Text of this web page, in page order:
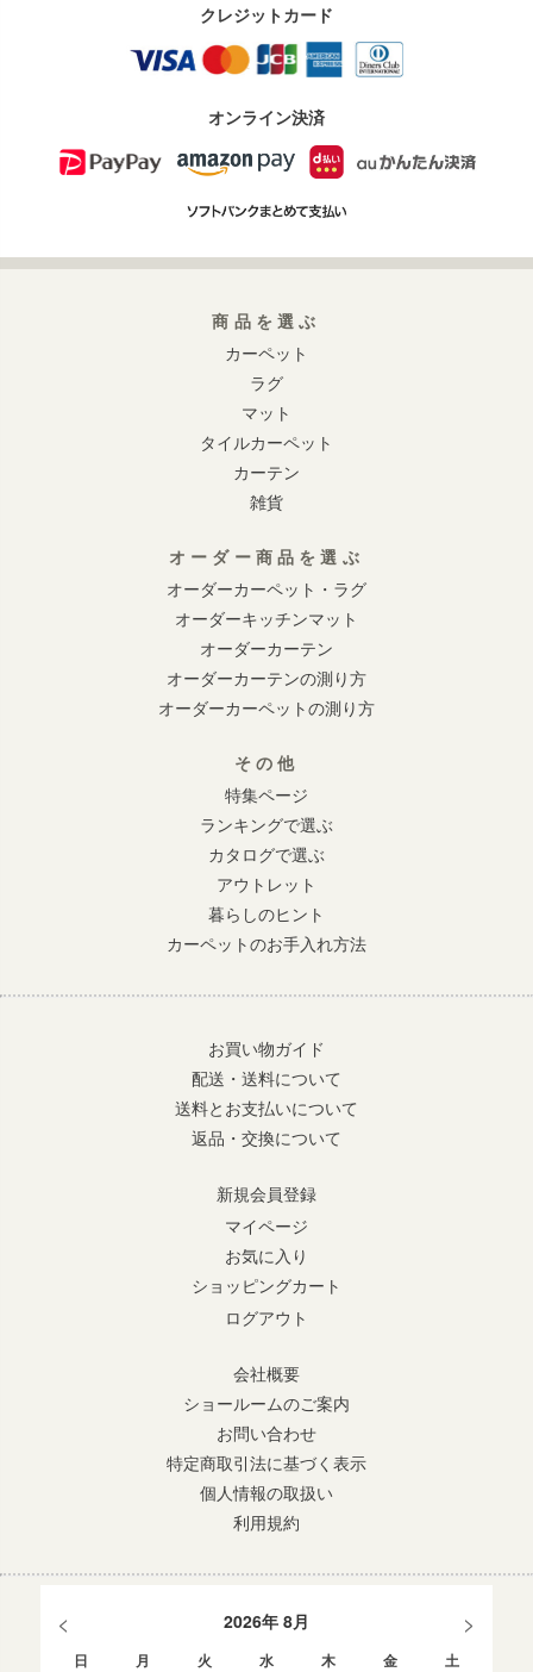
クレジットカード
オンライン決済
商品を選ぶ
カーペット
ラグ
マット
タイルカーペット
カーテン
雑貨
オーダー商品を選ぶ
オーダーカーペット・ラグ
オーダーキッチンマット
オーダーカーテン
オーダーカーテンの測り方
オーダーカーペットの測り方
その他
特集ページ
ランキングで選ぶ
カタログで選ぶ
アウトレット
暮らしのヒント
カーペットのお手入れ方法
お買い物ガイド
配送・送料について
送料とお支払いについて
返品・交換について
新規会員登録
マイページ
お気に入り
ショッピングカート
ログアウト
会社概要
ショールームのご案内
お問い合わせ
特定商取引法に基づく表示
個人情報の取扱い
利用規約
< 2026年 8月 >
日 月 火 水 木 金 土